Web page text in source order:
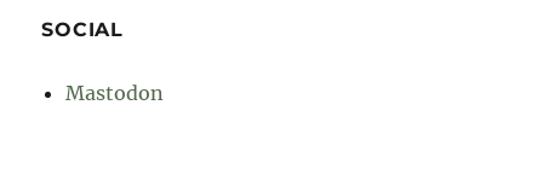
SOCIAL
Mastodon